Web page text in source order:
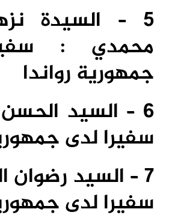
5 – السيدة
محمدي :
جمهورية رواندا
6 – السيد
سفيرا لدى
7 – السيد
سفيرا لدى